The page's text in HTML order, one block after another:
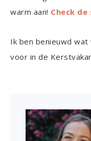
warm aan! Check
Ik ben benieuwd
voor in de